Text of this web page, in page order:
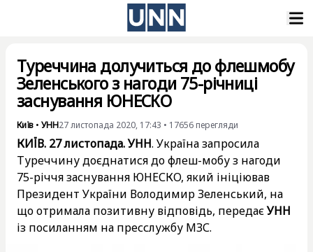
Туреччина долучиться до флешмобу
Зеленського з нагоди 75-річниці
заснування ЮНЕСКО
Київ • УНН27 листопада 2020, 17:43 • 17656 перегляди
КИЇВ. 27 листопада. УНН. Україна запросила
Туреччину доєднатися до флеш-мобу з нагоди
75-річчя заснування ЮНЕСКО, який ініціював
Президент України Володимир Зеленський, на
що отримала позитивну відповідь, передаєУНН
із посиланням на пресслужбу МЗС.